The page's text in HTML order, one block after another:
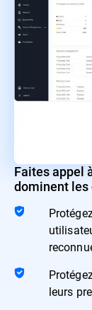
Faites appel
dominent
leurs